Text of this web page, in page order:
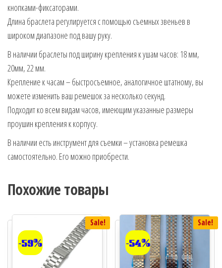
кнопками-фиксаторами.
Длина браслета регулируется с помощью съемных звеньев в
широком диапазоне под вашу руку.
В наличии браслеты под ширину крепления к ушам часов: 18 мм,
20мм, 22 мм.
Крепление к часам – быстросъемное, аналогичное штатному, вы
можете изменить ваш ремешок за несколько секунд.
Подходит ко всем видам часов, имеющим указанные размеры
проушин крепления к корпусу.
В наличии есть инструмент для съемки – установка ремешка
самостоятельно. Его можно приобрести.
Похожие товары
Sale!
-59%
Sale!
-54%